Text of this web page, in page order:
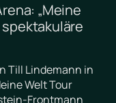
„Meine
spektakuläre
Till Lindemann in
Welt Tour
Frontmann